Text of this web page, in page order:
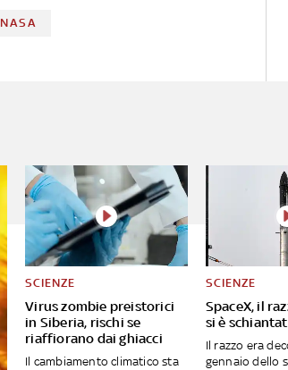
NASA
Virus zombie preistorici
in Siberia, rischi se
riaffiorano dai ghiacci
SCIENZE
Il cambiamento climatico sta
SpaceX, il
si è
SCIENZE
Il razzo era
gennaio dello